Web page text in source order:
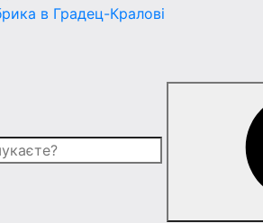
в Градец-Краловi